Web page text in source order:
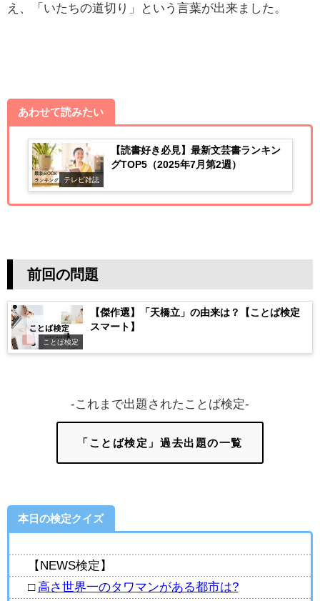
え、「いたちの道切り」という言葉が出来ました。
あわせて読みたい
テレビ雑誌
【読書好き必見】最新文芸書ランキン
グTOP5（2025年7月第2週）
前回の問題
ことば検定
【傑作選】「天橋立」の由来は？【ことば検定
スマート】
-これまで出題されたことば検定-
「ことば検定」過去出題の一覧
本日の検定クイズ
【NEWS検定】
□高さ世界一のタワマンがある都市は?